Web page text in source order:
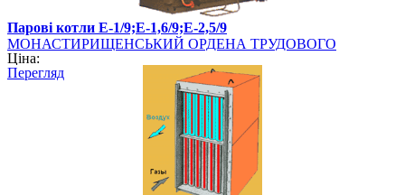
Парові котли Е-1/9;Е-1,6/9;Е-2,5/9
МОНАСТИРИЩЕНСЬКИЙ ОРДЕНА ТРУДОВОГО
ЧЕРВОНОГО ПРАПОРА МАШИНОБУДІВНИЙ ЗАВОД,
ВАТ
Ціна:
Перегляд